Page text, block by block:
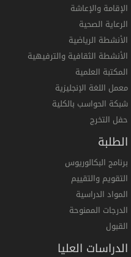
الإقامة والإعاشة
الرعاية الصحية
الأنشطة الرياضية
الأنشطة الثقافية والترفيهية
المكتبة العلمية
معمل اللغة الإنجليزية
شبكة الحواسب بالكلية
حفل التخرج
الطلبة
برنامج البكالوريوس
التقويم والتقييم
المواد الدراسية
الدرجات الممنوحة
القبول
الدراسات العليا